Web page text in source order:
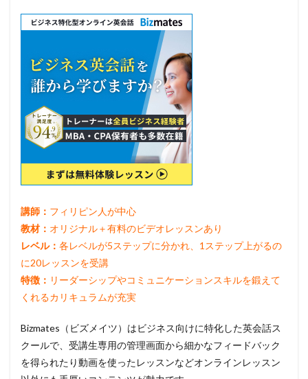
講師： フィリピン人が中心
教材： オリジナル＋有料のビデオレッスンあり
レベル： 各レベルが5ステップに分かれ、1ステップ上がるの
に20レッスンを受講
特徴： リーダーシップやコミュニケーションスキルを鍛えて
くれるカリキュラムが充実
Bizmates（ビズメイツ）はビジネス向けに特化した英会話ス
クールで、受講生専用の管理画面から細かなフィードバック
を得られたり動画を使ったレッスンなどオンラインレッスン